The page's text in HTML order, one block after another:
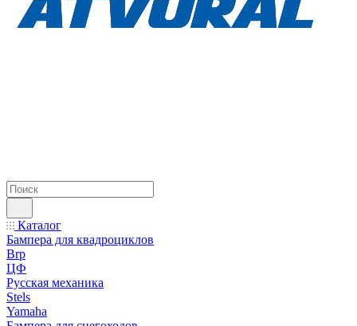
Каталог
Бампера для квадроциклов
Brp
ЦФ
Русская механика
Stels
Yamaha